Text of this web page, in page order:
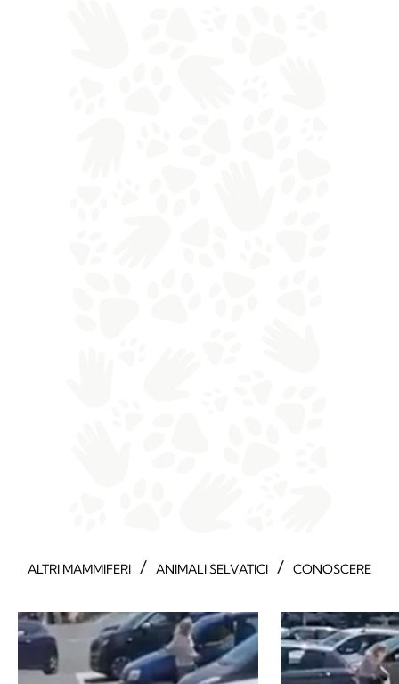
ALTRI MAMMIFERI / ANIMALI SELVATICI / CONOSCERE